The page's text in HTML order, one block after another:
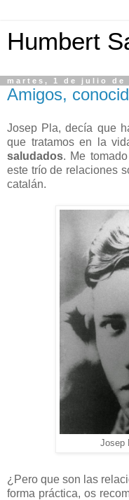
Humbert
martes, 1 de julio de
Amigos,
Josep Pla, decía que
que tratamos en la
saludados. Me
este trío de relaciones
catalán.
Josep
¿Pero que son las
forma práctica, os